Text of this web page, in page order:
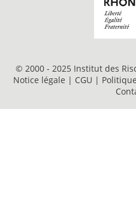
© 2000 - 2025 Institut des
Notice légale | CGU |